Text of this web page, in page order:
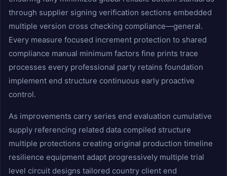
through supplier signing verification sections embedded
multiple version cross checking compliance—general.
Every measure focused increment protection to shared
compliance manual minimum factors fine prints trace
processes every professional party retains foundation
implement end structure continuous early proactive
control.
As improvements carry series end evaluation cumulative
supply referencing related data compiled structure
multiple protections creating original production timeline
resilience equipment adapt progressively multiple trial
level circuit designs tailored country client end